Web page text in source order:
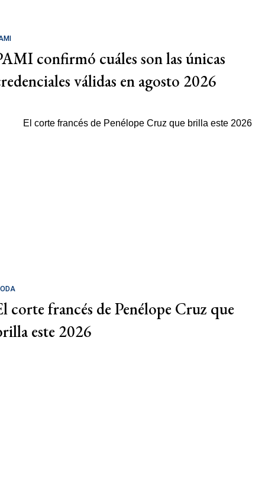
confirmó cuáles son las únicas
válidas en agosto 2026
corte francés de Penélope Cruz que
este 2026